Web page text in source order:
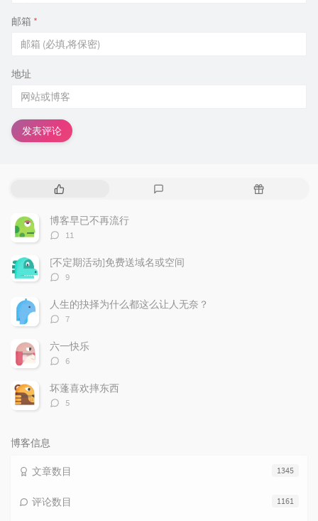
邮箱 *
地址
发表评论
热
文
章
随
博客早已不再流行
评
数：
11
[不定期活动]免费送域名或空间
评
数：
9
人生的抉择为什么都这么让人无奈？
评
数：
7
六一快乐
评
数：
6
坏蓬喜欢摔东西
评
5
博客信息
1345
文章数目
1161
评论数目